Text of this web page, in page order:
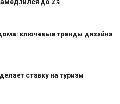
до 2%
ключевые тренды дизайна
ставку на туризм